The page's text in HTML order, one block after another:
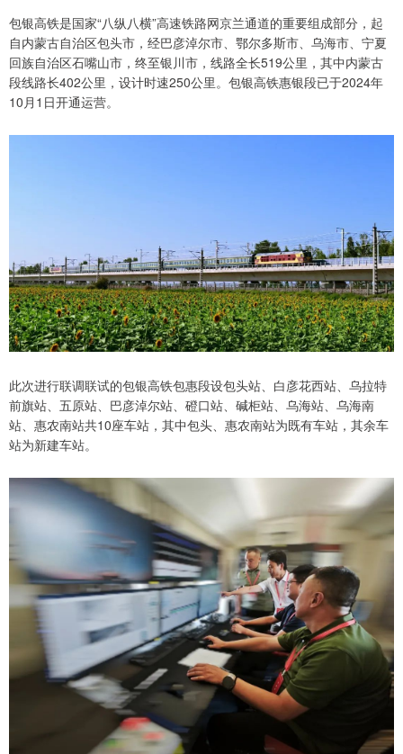
包银高铁是国家“八纵八横”高速铁路网京兰通道的重要组成部分，起
自内蒙古自治区包头市，经巴彦淖尔市、鄂尔多斯市、乌海市、宁夏
回族自治区石嘴山市，终至银川市，线路全长519公里，其中内蒙古
段线路长402公里，设计时速250公里。包银高铁惠银段已于2024年
10月1日开通运营。
此次进行联调联试的包银高铁包惠段设包头站、白彦花西站、乌拉特
前旗站、五原站、巴彦淖尔站、磴口站、碱柜站、乌海站、乌海南
站、惠农南站共10座车站，其中包头、惠农南站为既有车站，其余车
站为新建车站。